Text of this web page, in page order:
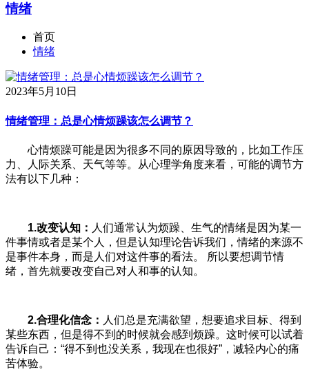
情绪
首页
情绪
2023年5月10日
情绪管理：总是心情烦躁该怎么调节？
心情烦躁可能是因为很多不同的原因导致的，比如工作压
力、人际关系、天气等等。从心理学角度来看，可能的调节方
法有以下几种：
1.改变认知： 人们通常认为烦躁、生气的情绪是因为某一
件事情或者是某个人，但是认知理论告诉我们，情绪的来源不
是事件本身，而是人们对这件事的看法。 所以要想调节情
绪，首先就要改变自己对人和事的认知。
2.合理化信念： 人们总是充满欲望，想要追求目标、得到
某些东西，但是得不到的时候就会感到烦躁。这时候可以试着
告诉自己：“得不到也没关系，我现在也很好”，减轻内心的痛
苦体验。